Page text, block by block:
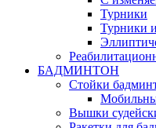
Турники
Турники
БАДМИНТОН
Стойки
Вышки